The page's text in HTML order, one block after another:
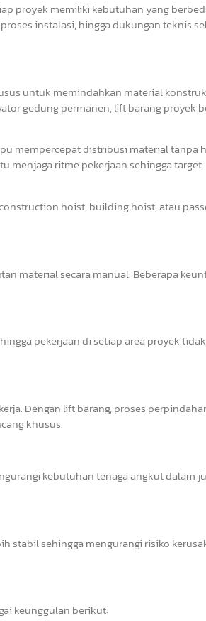
proyek memiliki kebutuhan yang
instalasi, hingga dukungan teknis
untuk memindahkan material
gedung permanen, lift barang proyek
mempercepat distribusi material tanpa
menjaga ritme pekerjaan sehingga target
hoist, building hoist, atau
material secara manual. Beberapa
pekerjaan di setiap area proyek
Dengan lift barang, proses
khusus.
kebutuhan tenaga angkut dalam
stabil sehingga mengurangi risiko
keunggulan berikut: